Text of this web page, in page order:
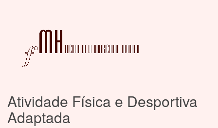
Atividade Física e Desportiva
Adaptada